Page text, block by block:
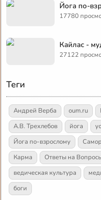
Йога по-
17780
Кайлас -
27122
Теги
Андрей Верба oum.ru
А.В. Трехлебов
йога
Йога по-взрослому
Карма
Ответы на
ведическая культура
боги